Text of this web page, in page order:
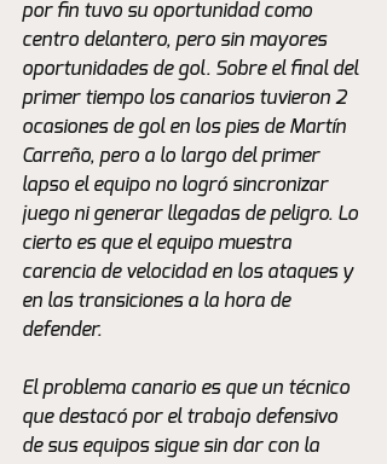
por fin tuvo su oportunidad como
centro delantero, pero sin mayores
oportunidades de gol. Sobre el final del
primer tiempo los canarios tuvieron 2
ocasiones de gol en los pies de Martín
Carreño, pero a lo largo del primer
lapso el equipo no logró sincronizar
juego ni generar llegadas de peligro. Lo
cierto es que el equipo muestra
carencia de velocidad en los ataques y
en las transiciones a la hora de
defender.
El problema canario es que un técnico
que destacó por el trabajo defensivo
de sus equipos sigue sin dar con la